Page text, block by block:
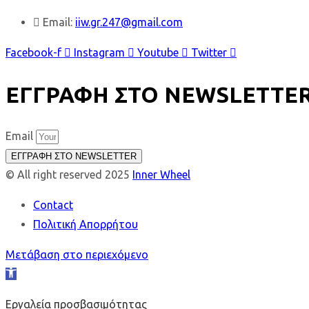
Email: iiw.gr.247@gmail.com
Facebook-f Instagram Youtube Twitter
ΕΓΓΡΑΦΗ ΣΤΟ
Email
ΕΓΓΡΑΦΗ ΣΤΟ NEWSLETTER
© All right reserved 2025 Inner Wheel
Contact
Πολιτική Απορρήτου
Μετάβαση στο περιεχόμενο
Ανοίξτε
Εργαλεία προσβασιμότητας